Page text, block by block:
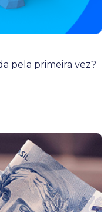
pela primeira vez?